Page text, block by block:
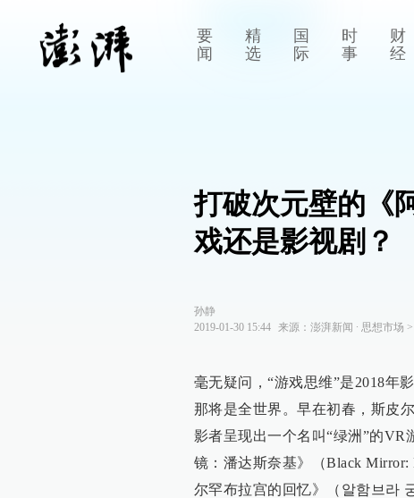
要
闻
精
选
国
际
时
事
财
经
打破次元壁的《
戏还是影视剧？
孙静
2019-01-30 15:44
来源： 澎湃新闻 ∙ 思想市场 >
毫无疑问，“游戏思维”是2018年
那将是全世界。早在初春，斯皮
影者呈现出一个名叫“绿洲”的
镜：潘达斯奈基》（Black Mirror:
尔罕布拉宫的回忆》（알함브라